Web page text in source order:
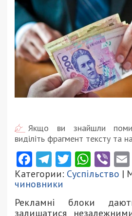
Якщо ви знайшли
виділіть фрагмент тексту та
Facebook
Telegram
Twitter
Категории: Суспільство |
чиновники
Рекламні блоки
залишатися